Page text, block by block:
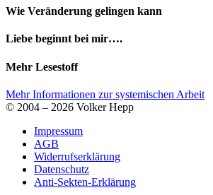
Wie Veränderung gelingen kann
Liebe beginnt bei mir….
Mehr Lesestoff
Mehr Informationen zur systemischen Arbeit
© 2004 – 2026 Volker Hepp
Impressum
AGB
Widerrufserklärung
Datenschutz
Anti-Sekten-Erklärung